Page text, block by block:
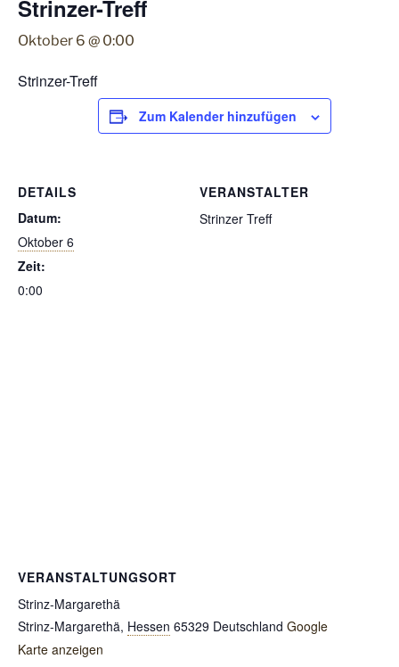
Strinzer-Treff
Oktober 6 @ 0:00
Strinzer-Treff
Zum Kalender hinzufügen
DETAILS
Datum:
Oktober 6
Zeit:
0:00
VERANSTALTER
Strinzer Treff
VERANSTALTUNGSORT
Strinz-Margarethä
Strinz-Margarethä, Hessen 65329 Deutschland Google
Karte anzeigen